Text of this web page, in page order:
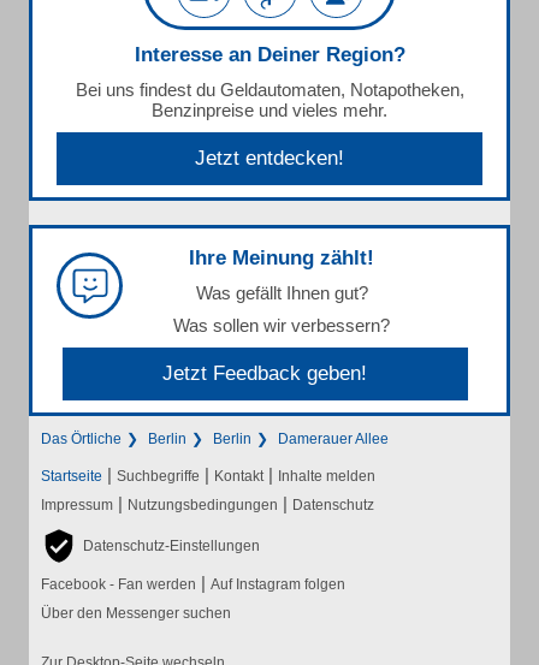
Interesse an Deiner Region?
Bei uns findest du Geldautomaten, Notapotheken,
Benzinpreise und vieles mehr.
Jetzt entdecken!
Ihre Meinung zählt!
Was gefällt Ihnen gut?
Was sollen wir verbessern?
Jetzt Feedback geben!
Das Örtliche Berlin Berlin Damerauer Allee
Startseite | Suchbegriffe | Kontakt | Inhalte melden
Impressum | Nutzungsbedingungen | Datenschutz
Datenschutz-Einstellungen
Facebook - Fan werden | Auf Instagram folgen
Über den Messenger suchen